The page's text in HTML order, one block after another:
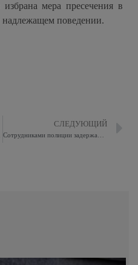
мера пресечения в
поведении.
СЛЕДУЮЩИЙ